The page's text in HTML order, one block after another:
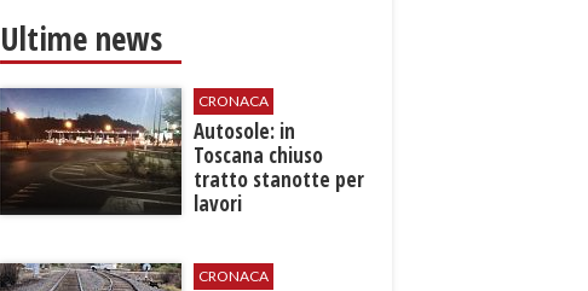
Ultime news
CRONACA
Autosole: in
Toscana chiuso
tratto stanotte per
lavori
CRONACA